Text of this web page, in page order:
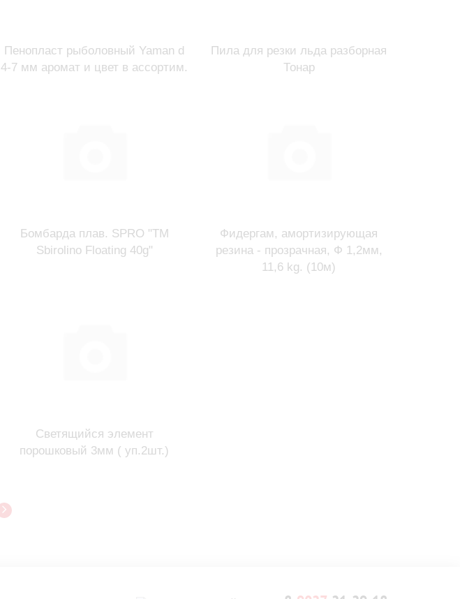
Пенопласт рыболовный Yaman d
4-7 мм аромат и цвет в ассортим.
Пила для резки льда разборная
Тонар
Бомбарда плав. SPRO "TM
Sbirolino Floating 40g"
Фидергам, амортизирующая
резина - прозрачная, Ф 1,2мм,
11,6 kg. (10м)
Светящийся элемент
порошковый 3мм ( уп.2шт.)